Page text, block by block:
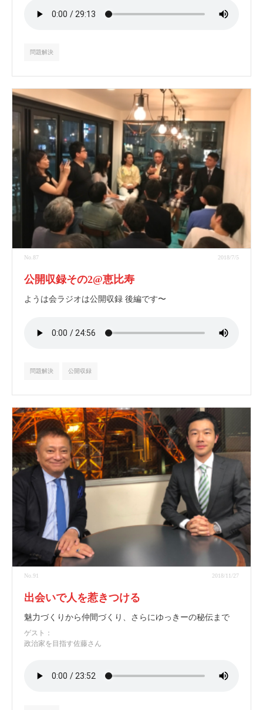
問題解決
No.87 2018/7/5
公開収録その2@恵比寿
ようは会ラジオは公開収録 後編です〜
問題解決 公開収録
No.91 2018/11/27
出会いで人を惹きつける
魅力づくりから仲間づくり、さらにゆっきーの秘伝まで
ゲスト：
政治家を目指す佐藤さん